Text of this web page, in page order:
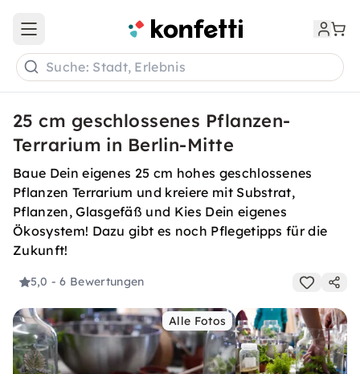
Open main menu
Suche: Stadt, Erlebnis
25 cm geschlossenes Pflanzen-
Terrarium in Berlin-Mitte
Baue Dein eigenes 25 cm hohes geschlossenes
Pflanzen Terrarium und kreiere mit Substrat,
Pflanzen, Glasgefäß und Kies Dein eigenes
Ökosystem! Dazu gibt es noch Pflegetipps für die
Zukunft!
5,0 - 6 Bewertungen
Alle Fotos